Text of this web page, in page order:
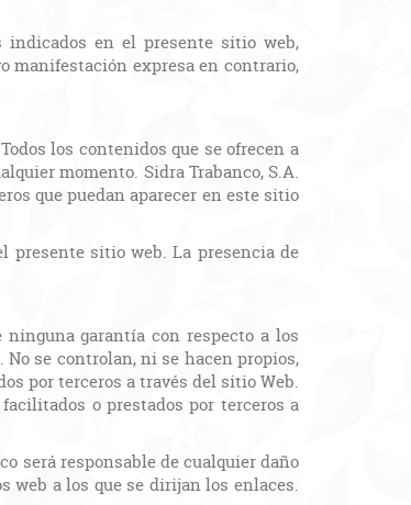
indicados en el presente sitio web,
manifestación expresa en contrario,
los contenidos que se ofrecen a
momento. Sidra Trabanco, S.A.
que puedan aparecer en este sitio
presente sitio web. La presencia de
garantía con respecto a los
se controlan, ni se hacen propios,
por terceros a través del sitio Web.
o prestados por terceros a
será responsable de cualquier daño
web a los que se dirijan los enlaces.